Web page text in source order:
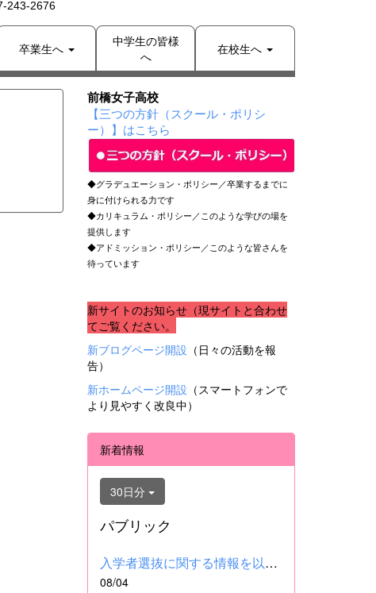
243-2676
卒業生へ
中学生の皆様
へ
在校生へ
前橋女子高校
【三つの方針（スクール・ポリシ
ー）】はこちら
◆グラデュエーション・ポリシー／卒業するまでに
身に付けられる力です
◆カリキュラム・ポリシー／このような学びの場を
提供します
◆アドミッション・ポリシー／このような皆さんを
待っています
新サイトのお知らせ（現サイトと合わせ
てご覧ください。
新ブログページ開設 （日々の活動を報
告）
新ホームページ開設 （スマートフォンで
より見やすく改良中）
新着情報
30日分
パブリック
入学者選抜に関する情報を以下に掲載しました。(2026.8.4) ■令和...
08/04